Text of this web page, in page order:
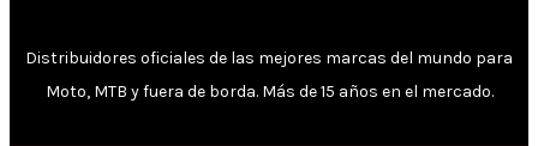
Distribuidores oficiales de las mejores marcas del mundo para
Moto, MTB y fuera de borda. Más de 15 años en el mercado.